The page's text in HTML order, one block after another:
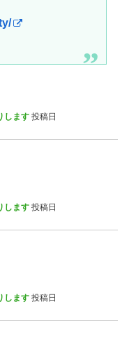
します 投稿日
します 投稿日
します 投稿日